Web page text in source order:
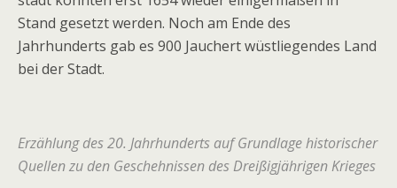
Stand gesetzt werden. Noch am Ende des
Jahrhunderts gab es 900 Jauchert wüstliegendes Land
bei der Stadt.
Erzählung des 20. Jahrhunderts auf Grundlage historischer
Quellen zu den Geschehnissen des Dreißigjährigen Krieges